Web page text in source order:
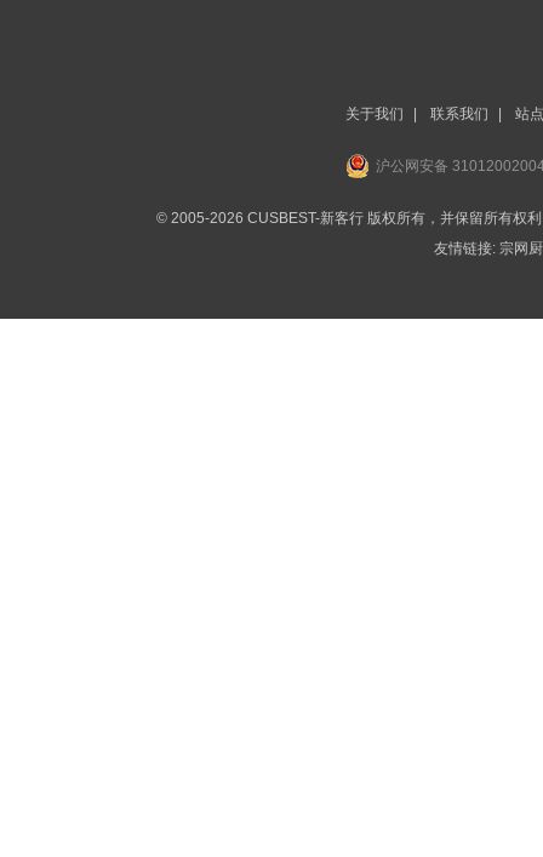
关于我们 联系我们 站
沪公网安备
© 2005-2026 CUSBEST-新客行 版权所有，并保留所有权
友情链接: 宗网